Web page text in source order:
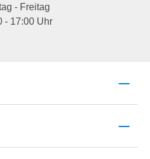
- Freitag
- 17:00 Uhr